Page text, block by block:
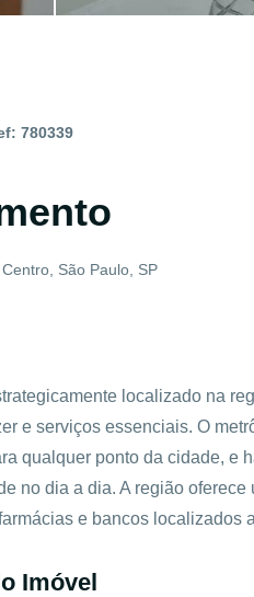
780339
São Paulo, SP
localizado na
e serviços essenciais. O
qualquer ponto da cidade, e
no dia a dia. A região
e bancos localizados
Imóvel